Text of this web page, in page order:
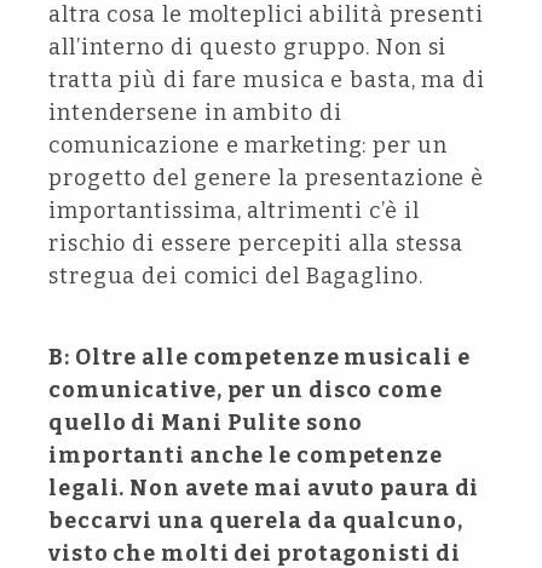
altra cosa le molteplici abilità presenti
all’interno di questo gruppo. Non si
tratta più di fare musica e basta, ma di
intendersene in ambito di
comunicazione e marketing: per un
progetto del genere la presentazione è
importantissima, altrimenti c’è il
rischio di essere percepiti alla stessa
stregua dei comici del Bagaglino.
B: Oltre alle competenze musicali e
comunicative, per un disco come
quello di Mani Pulite sono
importanti anche le competenze
legali. Non avete mai avuto paura di
beccarvi una querela da qualcuno,
visto che molti dei protagonisti di